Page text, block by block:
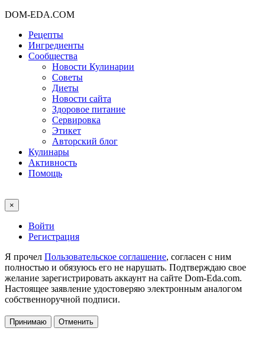
DOM-EDA.COM
Рецепты
Ингредиенты
Сообщества
Новости Кулинарии
Советы
Диеты
Новости сайта
Здоровое питание
Сервировка
Этикет
Авторский блог
Кулинары
Активность
Помощь
×
Войти
Регистрация
Я прочел Пользовательское соглашение, согласен с ним
полностью и обязуюсь его не нарушать. Подтверждаю свое
желание зарегистрировать аккаунт на сайте Dom-Eda.com.
Настоящее заявление удостоверяю электронным аналогом
собственноручной подписи.
Принимаю Отменить